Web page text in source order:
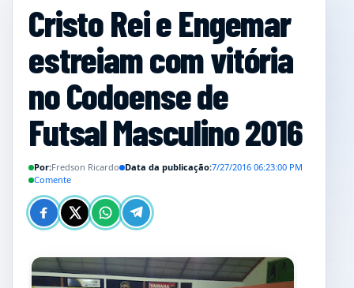
Cristo Rei e Engemar
estreiam com vitória
no Codoense de
Futsal Masculino 2016
Por:Fredson Ricardo Data da publicação:7/27/2016 06:23:00 PM
Comente